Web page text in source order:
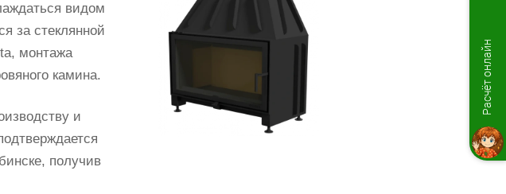
видом
за стеклянной
монтажа
камина.
и
получив
Расчёт онлайн